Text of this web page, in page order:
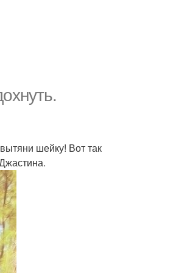
шейку! Вот так